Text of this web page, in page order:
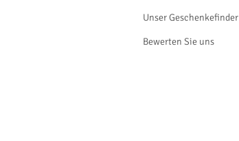
Unser Geschenkefinder
Bewerten Sie uns